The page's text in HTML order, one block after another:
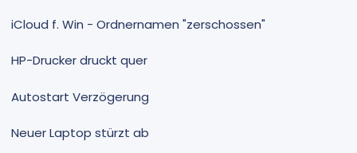
iCloud f. Win - Ordnernamen "zerschossen"
HP-Drucker druckt quer
Autostart Verzögerung
Neuer Laptop stürzt ab